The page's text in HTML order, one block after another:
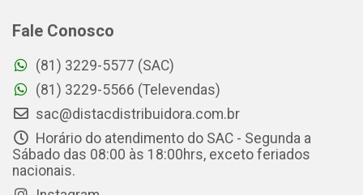
Fale Conosco
(81) 3229-5577 (SAC)
(81) 3229-5566 (Televendas)
sac@distacdistribuidora.com.br
Horário do atendimento do SAC - Segunda a
Sábado das 08:00 às 18:00hrs, exceto feriados
nacionais.